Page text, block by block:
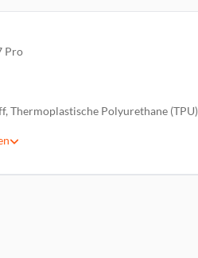
Pro
Thermoplastische Polyurethane (TPU)